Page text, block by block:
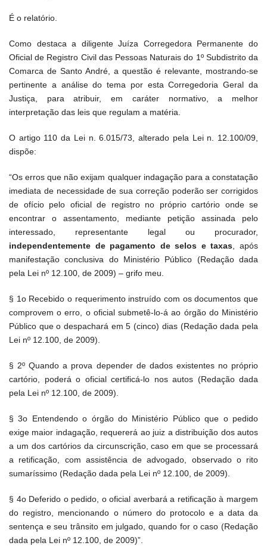
É o relatório.
Como destaca a diligente Juíza Corregedora Permanente do
Oficial de Registro Civil das Pessoas Naturais do 1º Subdistrito da
Comarca de Santo André, a questão é relevante, mostrando-se
pertinente a análise do tema por esta Corregedoria Geral da
Justiça, para atribuir, em caráter normativo, a melhor
interpretação das leis que regulam a matéria.
O artigo 110 da Lei n. 6.015/73, alterado pela Lei n. 12.100/09,
dispõe:
“Os erros que não exijam qualquer indagação para a constatação
imediata de necessidade de sua correção poderão ser corrigidos
de ofício pelo oficial de registro no próprio cartório onde se
encontrar o assentamento, mediante petição assinada pelo
interessado, representante legal ou procurador,
independentemente de pagamento de selos e taxas , após
manifestação conclusiva do Ministério Público (Redação dada
pela Lei nº 12.100, de 2009) – grifo meu.
§ 1o Recebido o requerimento instruído com os documentos que
comprovem o erro, o oficial submetê-lo-á ao órgão do Ministério
Público que o despachará em 5 (cinco) dias (Redação dada pela
Lei nº 12.100, de 2009).
§ 2º Quando a prova depender de dados existentes no próprio
cartório, poderá o oficial certificá-lo nos autos (Redação dada
pela Lei nº 12.100, de 2009).
§ 3o Entendendo o órgão do Ministério Público que o pedido
exige maior indagação, requererá ao juiz a distribuição dos autos
a um dos cartórios da circunscrição, caso em que se processará
a retificação, com assistência de advogado, observado o rito
sumaríssimo (Redação dada pela Lei nº 12.100, de 2009).
§ 4o Deferido o pedido, o oficial averbará a retificação à margem
do registro, mencionando o número do protocolo e a data da
sentença e seu trânsito em julgado, quando for o caso (Redação
dada pela Lei nº 12.100, de 2009)”.